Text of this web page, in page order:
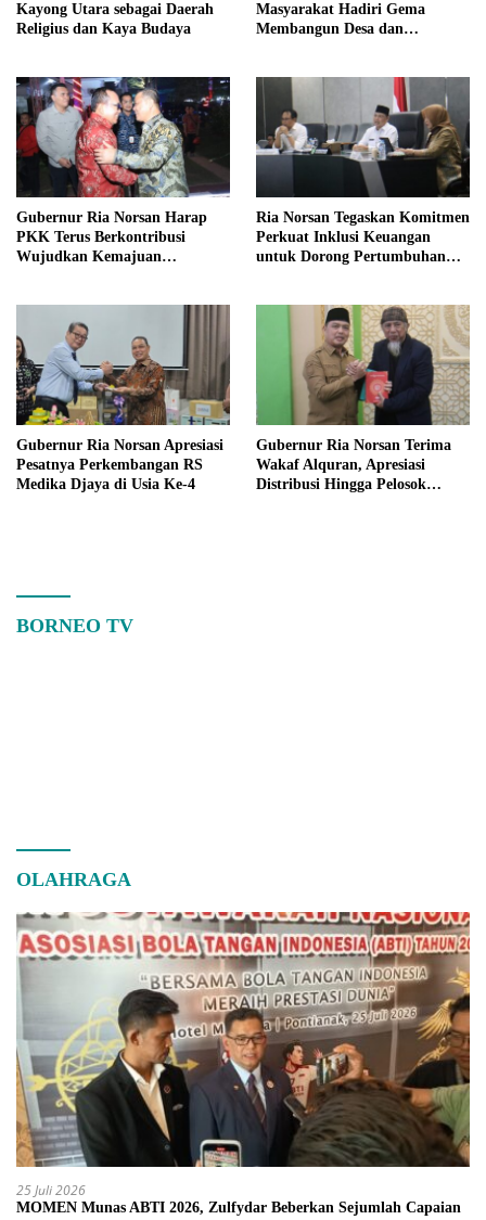
Kayong Utara sebagai Daerah
Religius dan Kaya Budaya
Masyarakat Hadiri Gema
Membangun Desa dan
Gubernur Ria Norsan Harap
PKK Terus Berkontribusi
Wujudkan Kemajuan
Ria Norsan Tegaskan Komitmen
Perkuat Inklusi Keuangan
untuk Dorong Pertumbuhan
Gubernur Ria Norsan Apresiasi
Pesatnya Perkembangan RS
Medika Djaya di Usia Ke-4
Gubernur Ria Norsan Terima
Wakaf Alquran, Apresiasi
Distribusi Hingga Pelosok
BORNEO TV
OLAHRAGA
25 Juli 2026
MOMEN Munas ABTI 2026, Zulfydar Beberkan Sejumlah Capaian